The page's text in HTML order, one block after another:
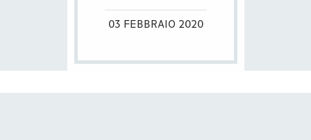
03 FEBBRAIO 2020